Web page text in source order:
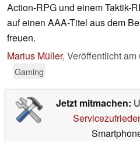
Action-RPG und einem Taktik-
auf einen AAA-Titel aus dem
freuen.
Marius Müller, Veröffentlicht am
Gaming
Jetzt mitmachen: